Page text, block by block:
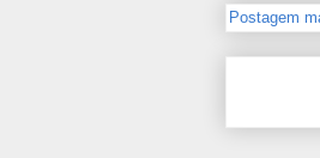
Postagem